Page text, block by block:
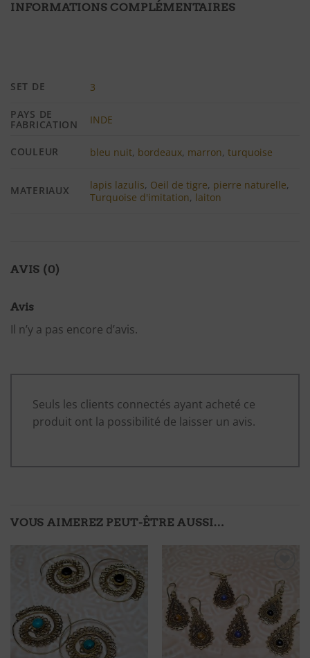
INFORMATIONS COMPLÉMENTAIRES
SET DE 3
PAYS DE
FABRICATION INDE
COULEUR bleu nuit, bordeaux, marron,turquoise
MATERIAUX lapis lazulis, Oeil de tigre, pierre naturelle,
Turquoise d'imitation, laiton
AVIS (0)
Avis
Il n’y a pas encore d’avis.
Seuls les clients connectés ayant acheté ce
produit ont la possibilité de laisser un avis.
VOUS AIMEREZ PEUT-ÊTRE AUSSI…
Ajouter
à ma
liste
Ajouter
à ma
liste
d'envies